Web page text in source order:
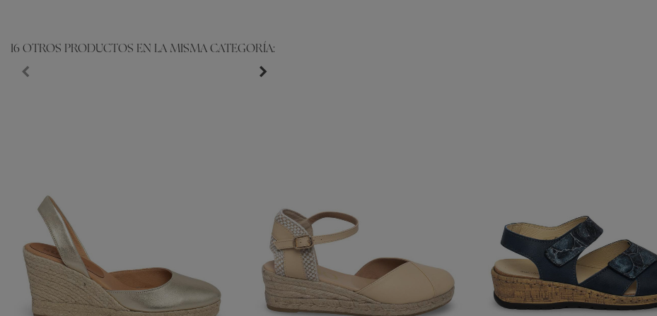
16 OTROS PRODUCTOS EN LA MISMA CATEGORÍA: